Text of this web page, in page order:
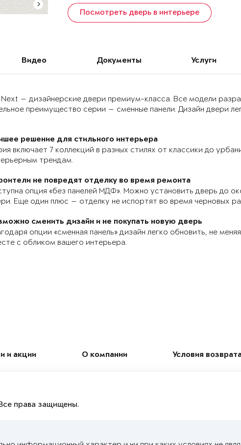
Посмотреть дверь в интерьере
Видео Документы Услуги
— дизайнерские двери премиум-класса. Все модели
преимущество серии — сменные панели. Дизайн двери
решение для стильного интерьера
включает 7 коллекций в разных стилях от классики до
трендам.
не повредят отделку во время ремонта
опция «без панелей МДФ». Можно установить дверь до
Еще один плюс — отделку не испортят во время черновых
сменить дизайн и не покупать новую дверь
опции «сменная панель» дизайн легко обновить, не
с обликом вашего интерьера.
и акции О компании Условия
права защищены.